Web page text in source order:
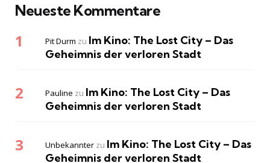
Neueste Kommentare
Pit Durm zu Im Kino: The Lost City – Das
Geheimnis der verloren Stadt
Pauline zu Im Kino: The Lost City – Das
Geheimnis der verloren Stadt
Unbekannter zu Im Kino: The Lost City – Das
Geheimnis der verloren Stadt